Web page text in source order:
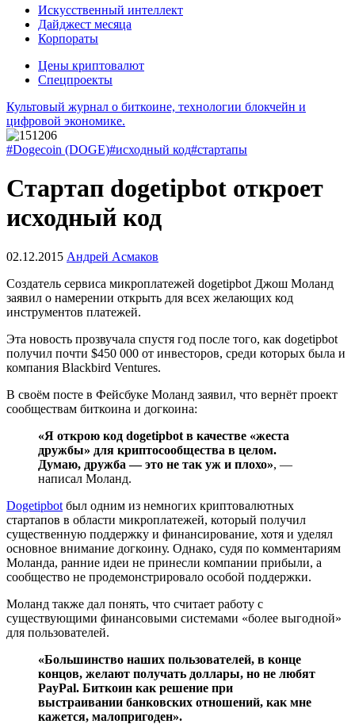
Искусственный интеллект
Дайджест месяца
Корпораты
Цены криптовалют
Спецпроекты
Культовый журнал о биткоине, технологии блокчейн и
цифровой экономике.
#Dogecoin (DOGE)#исходный код#стартапы
Стартап dogetipbot откроет
исходный код
02.12.2015 Андрей Асмаков
Создатель сервиса микроплатежей dogetipbot Джош Моланд
заявил о намерении открыть для всех желающих код
инструментов платежей.
Эта новость прозвучала спустя год после того, как dogetipbot
получил почти $450 000 от инвесторов, среди которых была и
компания Blackbird Ventures.
В своём посте в Фейсбуке Моланд заявил, что вернёт проект
сообществам биткоина и догкоина:
«Я открою код dogetipbot в качестве «жеста
дружбы» для криптосообщества в целом.
Думаю, дружба — это не так уж и плохо», —
написал Моланд.
Dogetipbot был одним из немногих криптовалютных
стартапов в области микроплатежей, который получил
существенную поддержку и финансирование, хотя и уделял
основное внимание догкоину. Однако, судя по комментариям
Моланда, ранние идеи не принесли компании прибыли, а
сообщество не продемонстрировало особой поддержки.
Моланд также дал понять, что считает работу с
существующими финансовыми системами «более выгодной»
для пользователей.
«Большинство наших пользователей, в конце
концов, желают получать доллары, но не любят
PayPal. Биткоин как решение при
выстраивании банковских отношений, как мне
кажется, малопригоден».